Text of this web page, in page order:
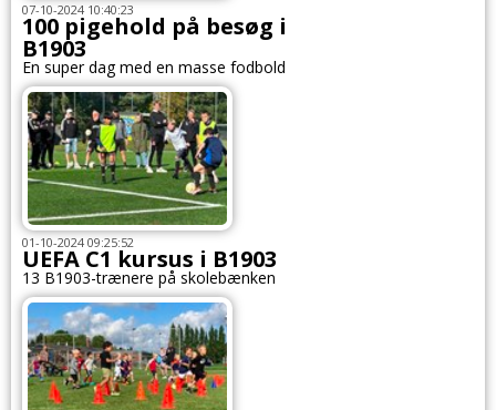
07-10-2024 10:40:23
100 pigehold på besøg i
B1903
En super dag med en masse fodbold
01-10-2024 09:25:52
UEFA C1 kursus i B1903
13 B1903-trænere på skolebænken